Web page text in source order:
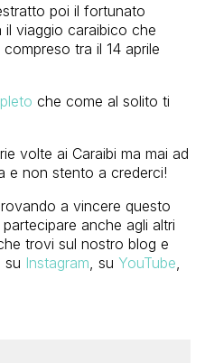
poi il fortunato
viaggio caraibico che
tra il 14 aprile
che come al solito ti
volte ai Caraibi ma mai ad
e non stento a crederci!
a vincere questo
anche agli altri
trovi sul nostro blog e
, su Instagram , su YouTube